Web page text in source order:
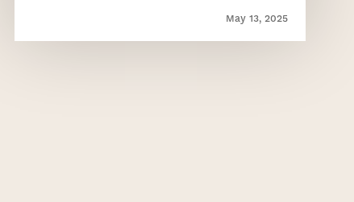
May 13, 2025